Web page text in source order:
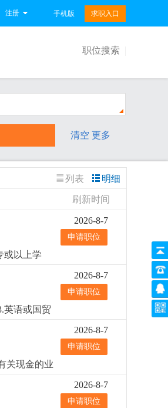
手机版 求职入口
注册
职位搜索
清空 更多
列表 明细
刷新时间
2026-8-7
申请职位
或以上学
务员的机
2026-8-7
申请职位
英语或国贸
已经录
2026-8-7
申请职位
关现金的业
上学历优先
照明成本
2026-8-7
申请职位